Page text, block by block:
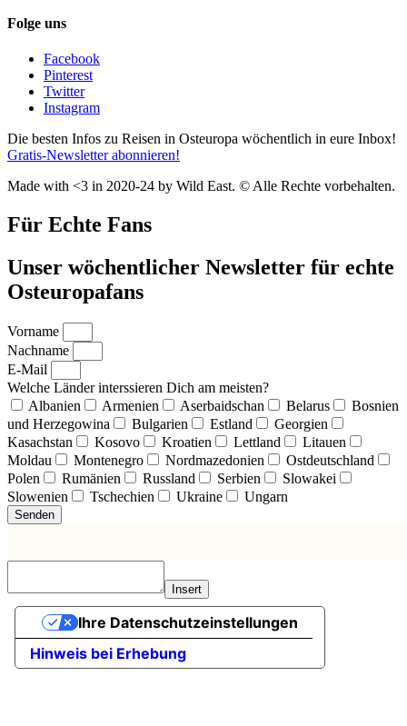
Folge uns
Facebook
Pinterest
Twitter
Instagram
Die besten Infos zu Reisen in Osteuropa wöchentlich in eure Inbox!
Gratis-Newsletter abonnieren!
Made with <3 in 2020-24 by Wild East. © Alle Rechte vorbehalten.
Für Echte Fans
Unser wöchentlicher Newsletter für echte
Osteuropafans
Vorname
Nachname
E-Mail
Welche Länder interssieren Dich am meisten?
Albanien
Armenien Aserbaidschan Belarus
Bosnien
und Herzegowina
Bulgarien Estland
Georgien
Kasachstan
Kosovo Kroatien Lettland
Litauen
Moldau
Montenegro Nordmazedonien
Ostdeutschland
Polen
Rumänien Russland Serbien
Slowakei
Slowenien
Tschechien Ukraine Ungarn
Senden
Insert
Hinweis bei Erhebung
Ihre Datenschutzeinstellungen